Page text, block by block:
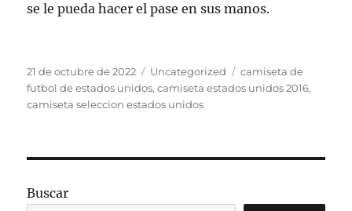
se le pueda hacer el pase en sus manos.
Publicado
el
21 de octubre de 2022 Categorías
Uncategorized Etiquetas
camiseta de
futbol de estados unidos,camiseta estados unidos 2016,
camiseta seleccion estados unidos
Buscar